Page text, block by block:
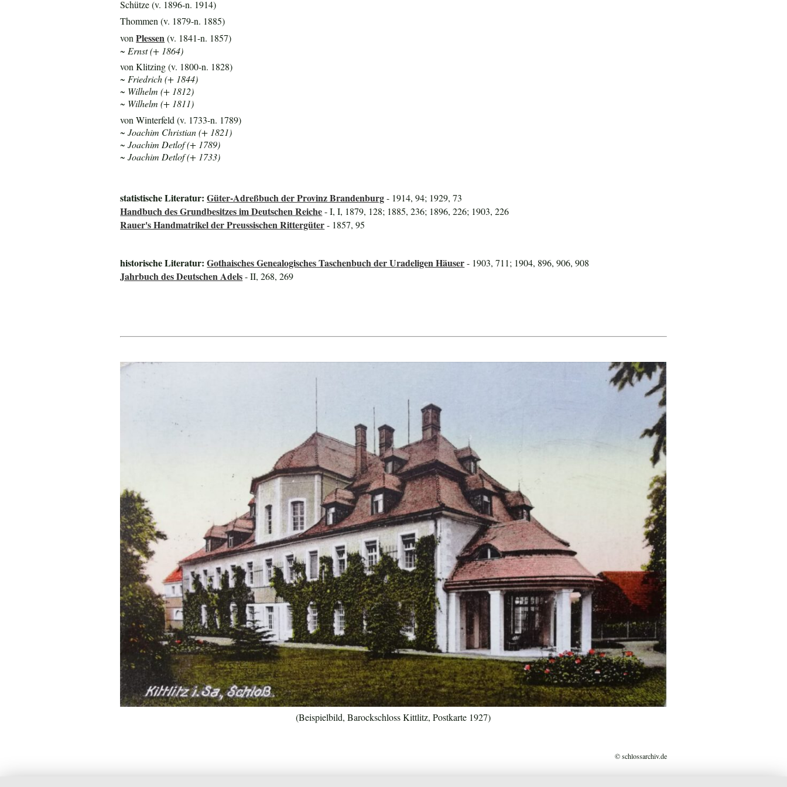
Schütze (v. 1896-n. 1914)
Thommen (v. 1879-n. 1885)
vonPlessen (v. 1841-n. 1857)
~ Ernst (+ 1864)
von Klitzing (v. 1800-n. 1828)
~ Friedrich (+ 1844)
~ Wilhelm (+ 1812)
~ Wilhelm (+ 1811)
von Winterfeld (v. 1733-n. 1789)
~ Joachim Christian (+ 1821)
~ Joachim Detlof (+ 1789)
~ Joachim Detlof (+ 1733)
statistische Literatur:Güter-Adreßbuch der Provinz Brandenburg- 1914, 94; 1929, 73
Handbuch des Grundbesitzes im Deutschen Reiche- I, I, 1879, 128; 1885, 236; 1896, 226; 1903, 226
Rauer's Handmatrikel der Preussischen Rittergüter- 1857, 95
historische Literatur:Gothaisches Genealogisches Taschenbuch der Uradeligen Häuser- 1903, 711; 1904, 896, 906, 908
Jahrbuch des Deutschen Adels- II, 268, 269
(Beispielbild, Barockschloss Kittlitz, Postkarte 1927)
© schlossarchiv.de